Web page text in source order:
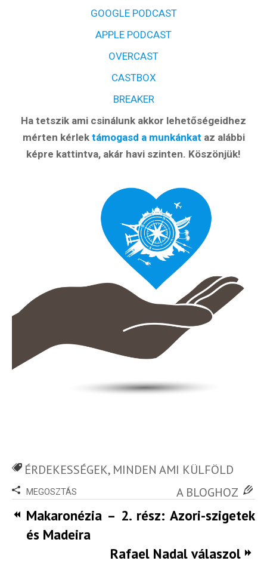
GOOGLE PODCAST
APPLE PODCAST
OVERCAST
CASTBOX
BREAKER
Ha tetszik ami csinálunk akkor lehetőségeidhez
mérten kérlek támogasd a munkánkat az alábbi
képre kattintva, akár havi szinten. Köszönjük!
ÉRDEKESSÉGEK, MINDEN AMI KÜLFÖLD
MEGOSZTÁS A BLOGHOZ
Makaronézia – 2. rész: Azori-szigetek
és Madeira
Rafael Nadal válaszol